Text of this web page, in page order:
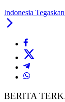
Indonesia
BERITA